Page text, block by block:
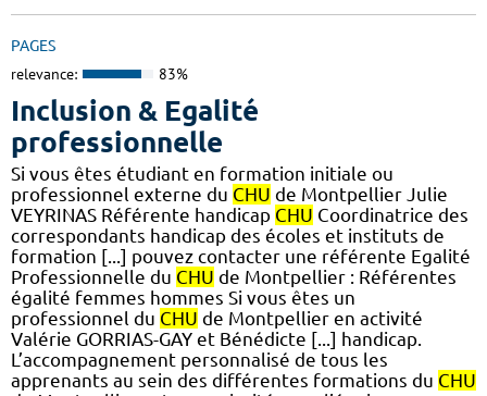
PAGES
relevance: 83%
Inclusion & Egalité
professionnelle
Si vous êtes étudiant en formation initiale ou
professionnel externe du CHU de Montpellier Julie
VEYRINAS Référente handicap CHU Coordinatrice des
correspondants handicap des écoles et instituts de
formation [...] pouvez contacter une référente Egalité
Professionnelle du CHU de Montpellier : Référentes
égalité femmes hommes Si vous êtes un
professionnel du CHU de Montpellier en activité
Valérie GORRIAS-GAY et Bénédicte [...] handicap.
L’accompagnement personnalisé de tous les
apprenants au sein des différentes formations du CHU